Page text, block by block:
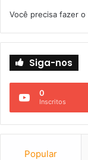
Você precisa fazer o
Siga-nos
0
Inscritos
Popular